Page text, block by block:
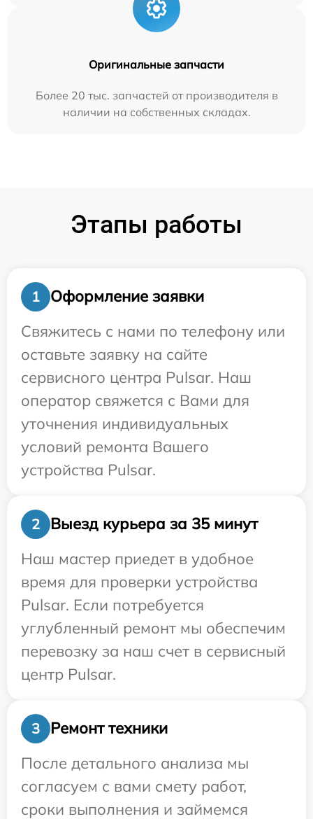
Оригинальные запчасти
Более 20 тыс. запчастей от производителя в
наличии на собственных складах.
Этапы работы
1
Оформление заявки
Свяжитесь с нами по телефону или
оставьте заявку на сайте
сервисного центра Pulsar. Наш
оператор свяжется с Вами для
уточнения индивидуальных
условий ремонта Вашего
устройства Pulsar.
2
Выезд курьера за 35 минут
Наш мастер приедет в удобное
время для проверки устройства
Pulsar. Если потребуется
углубленный ремонт мы обеспечим
перевозку за наш счет в сервисный
центр Pulsar.
3
Ремонт техники
После детального анализа мы
согласуем с вами смету работ,
сроки выполнения и займемся